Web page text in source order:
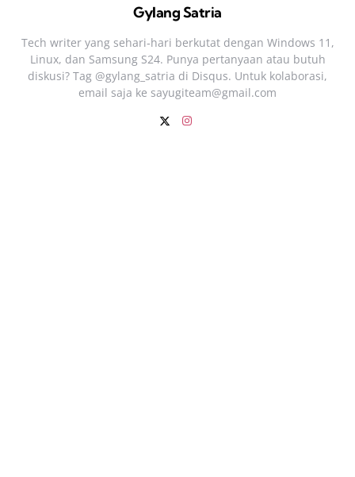
Gylang Satria
Tech writer yang sehari‑hari berkutat dengan Windows 11,
Linux, dan Samsung S24. Punya pertanyaan atau butuh
diskusi? Tag @gylang_satria di Disqus. Untuk kolaborasi,
email saja ke sayugiteam@gmail.com